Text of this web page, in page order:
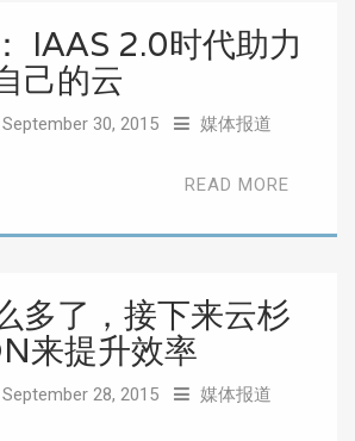
IAAS 2.0时代助力
己的云
September 30, 2015 媒体报道
READ MORE
多了，接下来云杉
来提升效率
September 28, 2015 媒体报道